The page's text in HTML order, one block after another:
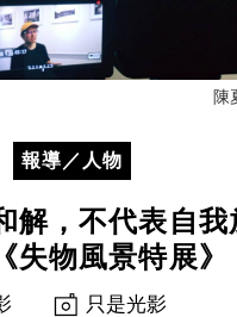
陳
報導／人物
解，不代表自
失物風景特展》
只是光影